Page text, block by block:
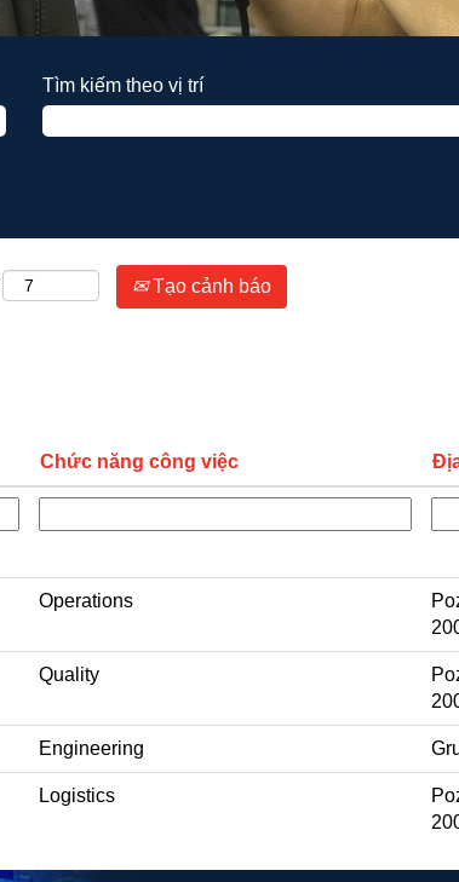
Tìm kiếm theo vị trí
Tạo cảnh báo
Chức năng công việc
Operations
Quality
Engineering
Logistics